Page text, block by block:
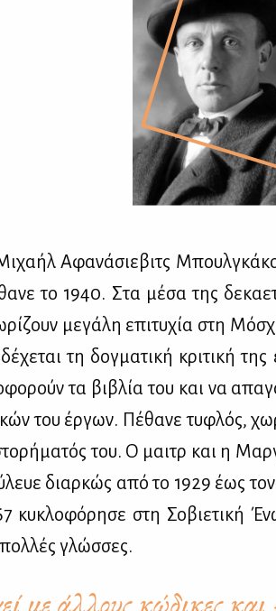
Αφα­νά­σιε­βιτς
το 1940. Στα μέ­σα της
με­γά­λη επι­τυ­χία στη
τη δογ­μα­τι­κή κρι­τι­κή
τα βι­βλία του και να
του έρ­γων. Πέ­θα­νε τυ­φλός,
του. Ο μαιτρ και η
διαρ­κώς από το 1929 έως
κυ­κλο­φό­ρη­σε στη Σο­βιε­τι­κή
γλώσ­σες.
με άλλους κώδικες